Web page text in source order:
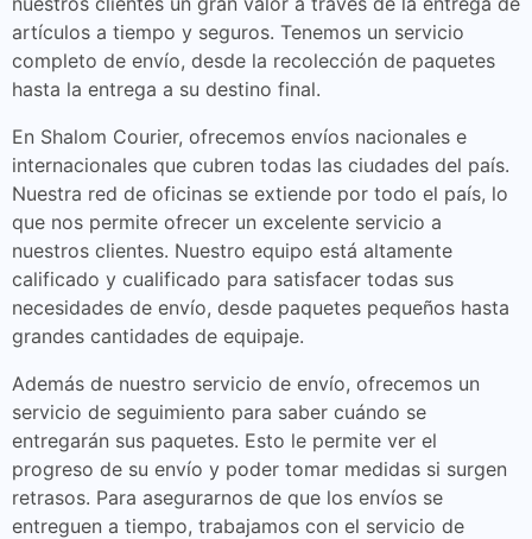
artículos a tiempo y seguros. Tenemos un servicio
completo de envío, desde la recolección de paquetes
hasta la entrega a su destino final.
En Shalom Courier, ofrecemos envíos nacionales e
internacionales que cubren todas las ciudades del país.
Nuestra red de oficinas se extiende por todo el país, lo
que nos permite ofrecer un excelente servicio a
nuestros clientes. Nuestro equipo está altamente
calificado y cualificado para satisfacer todas sus
necesidades de envío, desde paquetes pequeños hasta
grandes cantidades de equipaje.
Además de nuestro servicio de envío, ofrecemos un
servicio de seguimiento para saber cuándo se
entregarán sus paquetes. Esto le permite ver el
progreso de su envío y poder tomar medidas si surgen
retrasos. Para asegurarnos de que los envíos se
entreguen a tiempo, trabajamos con el servicio de